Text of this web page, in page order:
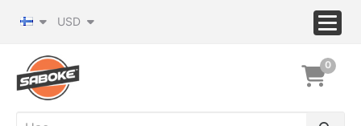
USD
0